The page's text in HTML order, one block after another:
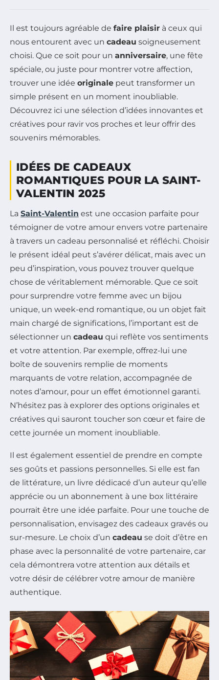
Il est toujours agréable de faire plaisir à ceux qui
nous entourent avec un cadeau soigneusement
choisi. Que ce soit pour un anniversaire, une fête
spéciale, ou juste pour montrer votre affection,
trouver une idée originale peut transformer un
simple présent en un moment inoubliable.
Découvrez ici une sélection d’idées innovantes et
créatives pour ravir vos proches et leur offrir des
souvenirs mémorables.
IDÉES DE CADEAUX
ROMANTIQUES POUR LA SAINT-
VALENTIN 2025
La Saint-Valentin est une occasion parfaite pour
témoigner de votre amour envers votre partenaire
à travers un cadeau personnalisé et réfléchi. Choisir
le présent idéal peut s’avérer délicat, mais avec un
peu d’inspiration, vous pouvez trouver quelque
chose de véritablement mémorable. Que ce soit
pour surprendre votre femme avec un bijou
unique, un week-end romantique, ou un objet fait
main chargé de significations, l’important est de
sélectionner un cadeau qui reflète vos sentiments
et votre attention. Par exemple, offrez-lui une
boîte de souvenirs remplie de moments
marquants de votre relation, accompagnée de
notes d’amour, pour un effet émotionnel garanti.
N’hésitez pas à explorer des options originales et
créatives qui sauront toucher son cœur et faire de
cette journée un moment inoubliable.
Il est également essentiel de prendre en compte
ses goûts et passions personnelles. Si elle est fan
de littérature, un livre dédicacé d’un auteur qu’elle
apprécie ou un abonnement à une box littéraire
pourrait être une idée parfaite. Pour une touche de
personnalisation, envisagez des cadeaux gravés ou
sur-mesure. Le choix d’un cadeau se doit d’être en
phase avec la personnalité de votre partenaire, car
cela démontrera votre attention aux détails et
votre désir de célébrer votre amour de manière
authentique.